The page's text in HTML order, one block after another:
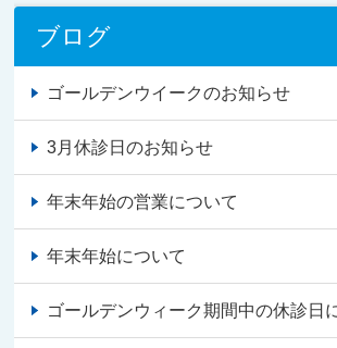
ブログ
ゴールデンウイークのお知らせ
3月休診日のお知らせ
年末年始の営業について
年末年始について
ゴールデンウィーク期間中の休診日